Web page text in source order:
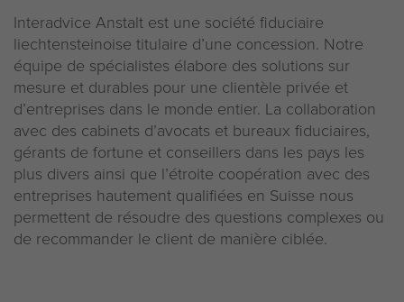
Mentions légales
Déclaration de protection de données
Interadvice Anstalt est une société fiduciaire
liechtensteinoise titulaire d’une concession. Notre
équipe de spécialistes élabore des solutions sur
mesure et durables pour une clientèle privée et
d’entreprises dans le monde entier. La collaboration
avec des cabinets d’avocats et bureaux fiduciaires,
gérants de fortune et conseillers dans les pays les
plus divers ainsi que l’étroite coopération avec des
entreprises hautement qualifiées en Suisse nous
permettent de résoudre des questions complexes ou
de recommander le client de manière ciblée.